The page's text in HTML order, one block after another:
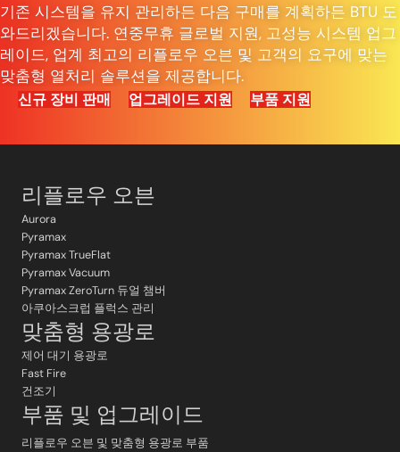
기존 시스템을 유지 관리하든 다음 구매를 계획하든 BTU 도
와드리겠습니다. 연중무휴 글로벌 지원, 고성능 시스템 업그
레이드, 업계 최고의 리플로우 오븐 및 고객의 요구에 맞는
맞춤형 열처리 솔루션을 제공합니다.
신규 장비 판매 업그레이드 지원 부품 지원
리플로우 오븐
Aurora
Pyramax
Pyramax TrueFlat
Pyramax Vacuum
Pyramax ZeroTurn 듀얼 챔버
아쿠아스크럽 플럭스 관리
맞춤형 용광로
제어 대기 용광로
Fast Fire
건조기
부품 및 업그레이드
리플로우 오븐 및 맞춤형 용광로 부품